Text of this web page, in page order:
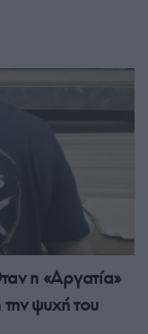
η «Αργατία»
την ψυχή του